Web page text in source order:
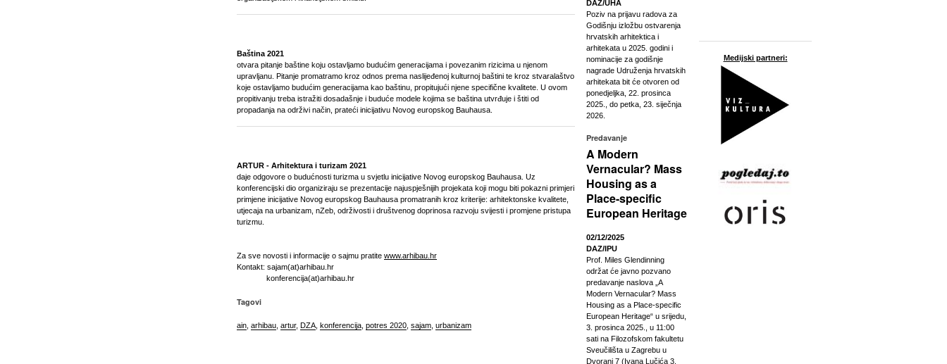
Baština 2021
otvara pitanje baštine koju ostavljamo budućim generacijama i povezanim rizicima u njenom
upravljanu. Pitanje promatramo kroz odnos prema naslijeđenoj kulturnoj baštini te kroz stvaralaštvo
koje ostavljamo budućim generacijama kao baštinu, propitujući njene specifične kvalitete. U ovom
propitivanju treba istražiti dosadašnje i buduće modele kojima se baština utvrđuje i štiti od
propadanja na održivi način, prateći inicijativu Novog europskog Bauhausa.
ARTUR - Arhitektura i turizam 2021
daje odgovore o budućnosti turizma u svjetlu inicijative Novog europskog Bauhausa. Uz
konferencijski dio organiziraju se prezentacije najuspješnijih projekata koji mogu biti pokazni primjeri
primjene inicijative Novog europskog Bauhausa promatranih kroz kriterije: arhitektonske kvalitete,
utjecaja na urbanizam, nZeb, održivosti i društvenog doprinosa razvoju svijesti i promjene pristupa
turizmu.
Za sve novosti i informacije o sajmu pratite www.arhibau.hr
Kontakt: sajam(at)arhibau.hr
konferencija(at)arhibau.hr
Tagovi
ain arhibau artur, DZA konferencija potres 2020 sajam urbanizam
DAZ/UHA
Poziv na prijavu radova za
Godišnju izložbu ostvarenja
hrvatskih arhitektica i
arhitekata u 2025. godini i
nominacije za godišnje
nagrade Udruženja hrvatskih
arhitekata bit će otvoren od
ponedjeljka, 22. prosinca
2025., do petka, 23. siječnja
2026.
Predavanje
A Modern
Vernacular? Mass
Housing as a
Place-specific
European Heritage
02/12/2025
DAZ/IPU
Prof. Miles Glendinning
održat će javno pozvano
predavanje naslova „A
Modern Vernacular? Mass
Housing as a Place-specific
European Heritage“ u srijedu,
3. prosinca 2025., u 11:00
sati na Filozofskom fakultetu
Sveučilišta u Zagrebu u
Dvorani 7 (Ivana Lučića 3,
Medijski partneri: